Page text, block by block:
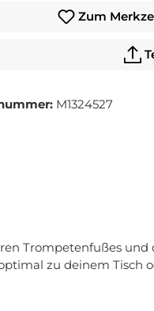
Zum
M1324527
Trompetenfußes
zu deinem Tisch